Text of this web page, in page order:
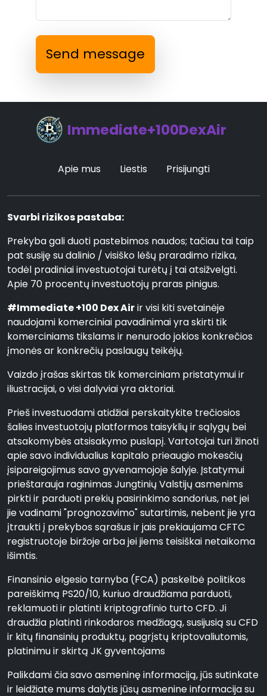
Send message
Immediate+100DexAir
Apie mus Liestis Prisijungti
Svarbi rizikos pastaba:
Prekyba gali duoti pastebimos naudos; tačiau tai taip
pat susiję su dalinio / visiško lėšų praradimo rizika,
todėl pradiniai investuotojai turėtų į tai atsižvelgti.
Apie 70 procentų investuotojų praras pinigus.
#Immediate +100 Dex Airir visi kiti svetainėje
naudojami komerciniai pavadinimai yra skirti tik
komerciniams tikslams ir nenurodo jokios konkrečios
įmonės ar konkrečių paslaugų teikėjų.
Vaizdo įrašas skirtas tik komerciniam pristatymui ir
iliustracijai, o visi dalyviai yra aktoriai.
Prieš investuodami atidžiai perskaitykite trečiosios
šalies investuotojų platformos taisyklių ir sąlygų bei
atsakomybės atsisakymo puslapį. Vartotojai turi žinoti
apie savo individualius kapitalo prieaugio mokesčių
įsipareigojimus savo gyvenamojoje šalyje. Įstatymui
prieštarauja raginimas Jungtinių Valstijų asmenims
pirkti ir parduoti prekių pasirinkimo sandorius, net jei
jie vadinami "prognozavimo" sutartimis, nebent jie yra
įtraukti į prekybos sąrašus ir jais prekiaujama CFTC
registruotoje biržoje arba jei jiems teisiškai netaikoma
išimtis.
Finansinio elgesio tarnyba (FCA) paskelbė politikos
pareiškimą PS20/10, kuriuo draudžiama parduoti,
reklamuoti ir platinti kriptografinio turto CFD. Ji
draudžia platinti rinkodaros medžiagą, susijusią su CFD
ir kitų finansinių produktų, pagrįstų kriptovaliutomis,
platinimu ir skirtą JK gyventojams
Palikdami čia savo asmeninę informaciją, jūs sutinkate
ir leidžiate mums dalytis jūsų asmenine informacija su